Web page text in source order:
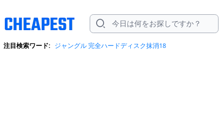
注目検索ワード: ジャングル 完全ハードディスク抹消18